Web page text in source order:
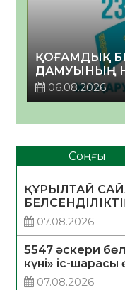
ҚОҒАМДЫҚ
ДАМУЫНЫҢ
06.08.2026
Соңғы
ҚҰРЫЛТАЙ
07.08.2026
5547 әскери
күні» іс-шарасы
07.08.2026